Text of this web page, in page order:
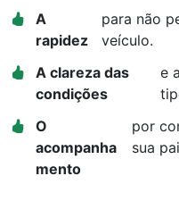
A
rapidez
para não
veículo.
A clareza das
condições
e
O
acompanha
mento
por
sua